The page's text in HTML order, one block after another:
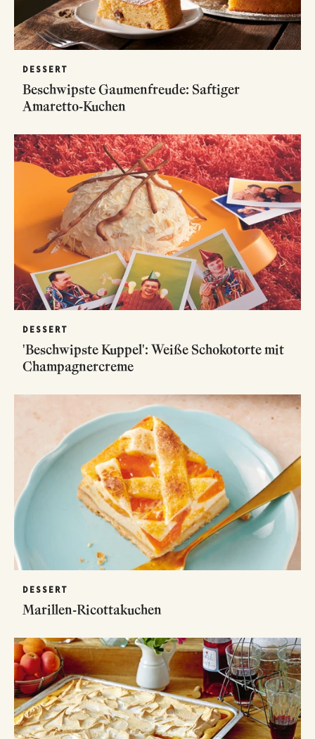
DESSERT
Beschwipste Gaumenfreude: Saftiger
Amaretto-Kuchen
DESSERT
'Beschwipste Kuppel': Weiße Schokotorte mit
Champagnercreme
DESSERT
Marillen-Ricottakuchen